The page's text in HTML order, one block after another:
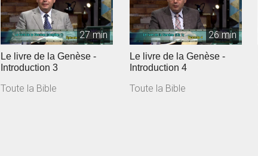
27 min
Le livre de la Genèse -
Introduction 3
Toute la Bible
26 min
Le livre de la Genèse -
Introduction 4
Toute la Bible